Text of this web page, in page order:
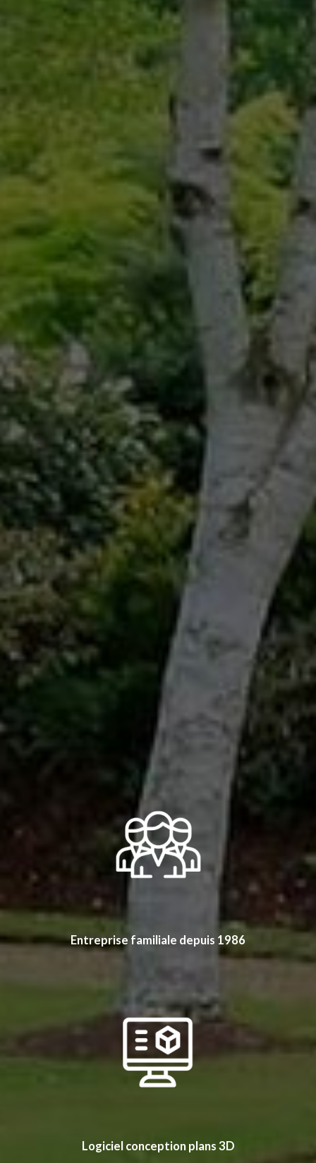
Entreprise familiale depuis 1986
Logiciel conception plans 3D